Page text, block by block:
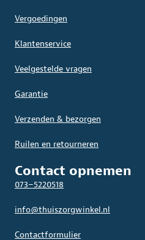
Vergoedingen
Klantenservice
Veelgestelde vragen
Garantie
Verzenden & bezorgen
Ruilen en retourneren
Contact opnemen
073–5220518
info@thuiszorgwinkel.nl
Contactformulier